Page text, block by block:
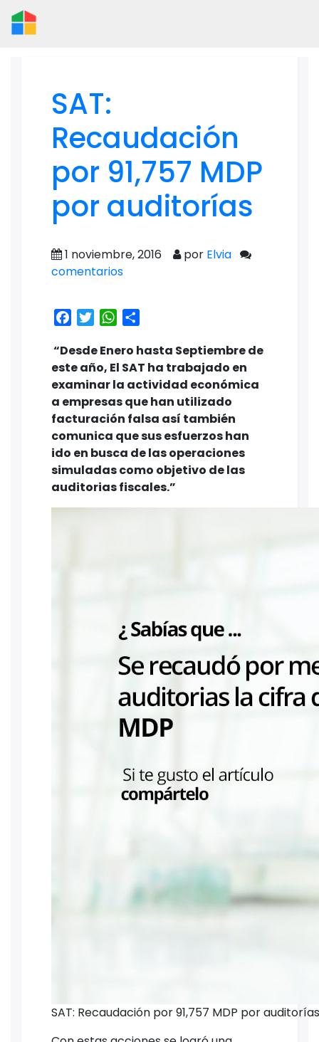
SAT:
Recaudación
por 91,757 MDP
por auditorías
1 noviembre, 2016 por Elvia
comentarios
Facebook
TwitterWhatsApp
“Desde Enero hasta Septiembre de
este año, El SAT ha trabajado en
examinar la actividad económica
a empresas que han utilizado
facturación falsa así también
comunica que sus esfuerzos han
ido en busca de las operaciones
simuladas como objetivo de las
auditorias fiscales.”
SAT: Recaudación por 91,757 MDP por auditorías